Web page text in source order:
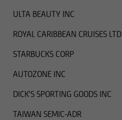
ULTA BEAUTY INC
ROYAL CARIBBEAN CRUISES LTD
STARBUCKS CORP
AUTOZONE INC
DICK'S SPORTING GOODS INC
TAIWAN SEMIC-ADR